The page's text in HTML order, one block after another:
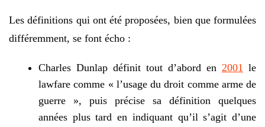
Les définitions qui ont été proposées, bien que formulées
différemment, se font écho :
Charles Dunlap définit tout d’abord en 2001 le
lawfare comme « l’usage du droit comme arme de
guerre », puis précise sa définition quelques
années plus tard en indiquant qu’il s’agit d’une